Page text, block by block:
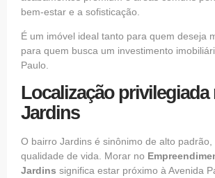
bem-estar e a sofisticação.
É um imóvel ideal tanto para quem deseja
para quem busca um investimento
Paulo.
Localização privilegiada
Jardins
O bairro Jardins é sinônimo de alto padrão,
qualidade de vida. Morar no
Jardins significa estar próximo à Avenida